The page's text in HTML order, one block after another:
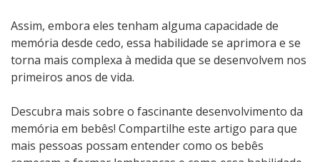
Assim, embora eles tenham alguma capacidade de
memória desde cedo, essa habilidade se aprimora e se
torna mais complexa à medida que se desenvolvem nos
primeiros anos de vida.
Descubra mais sobre o fascinante desenvolvimento da
memória em bebês! Compartilhe este artigo para que
mais pessoas possam entender como os bebês